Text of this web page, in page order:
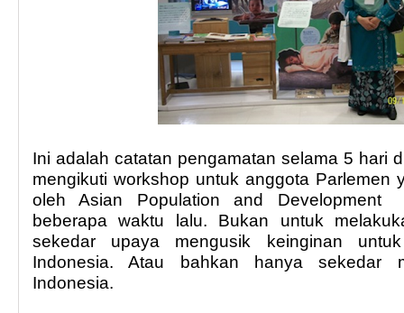
Ini adalah catatan pengamatan selama 5 hari
mengikuti workshop untuk anggota Parlemen
oleh Asian Population and Development
beberapa waktu lalu. Bukan untuk
sekedar upaya mengusik keinginan
Indonesia. Atau bahkan hanya sekedar
Indonesia.